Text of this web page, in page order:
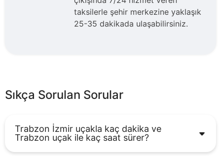
taksilerle şehir merkezine yaklaşık
25-35 dakikada ulaşabilirsiniz.
Sıkça Sorulan Sorular
Trabzon İzmir uçakla kaç dakika ve
Trabzon uçak ile kaç saat sürer?